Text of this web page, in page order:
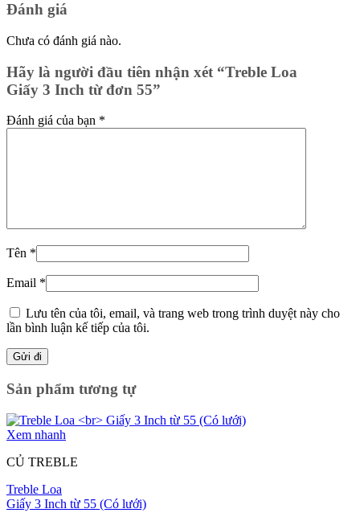
Đánh giá
Chưa có đánh giá nào.
Hãy là người đầu tiên nhận xét “Treble Loa
Giấy 3 Inch từ đơn 55”
Đánh giá của bạn *
Tên *
Email *
Lưu tên của tôi, email, và trang web trong trình duyệt này cho
lần bình luận kế tiếp của tôi.
Sản phẩm tương tự
Xem nhanh
CỦ TREBLE
Treble Loa
Giấy 3 Inch từ 55 (Có lưới)